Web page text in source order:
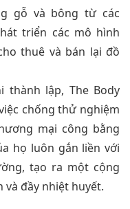
gỗ và bông từ các
triển các mô hình
thuê và bán lại đồ
thành lập, The Body
chống thử nghiệm
mại công bằng
họ luôn gắn liền với
tạo ra một cộng
đầy nhiệt huyết.